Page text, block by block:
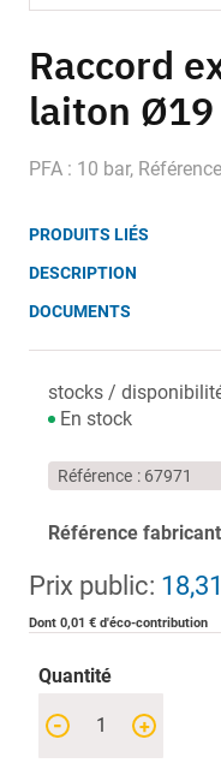
to
the
beginning
of
the
Raccord
laiton Ø19
PFA : 10 bar,
PRODUITS LIÉS
DESCRIPTION
DOCUMENTS
stocks /
En stock
Référence 67971
Référence
Prix public:
Dont 0,01 € d'éco-contribution
Quantité
+
-